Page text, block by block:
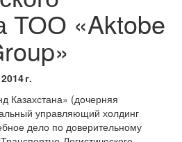
ТОО «Aktobe
г.
Казахстана» (дочерняя
управляющий холдинг
дело по доверительному